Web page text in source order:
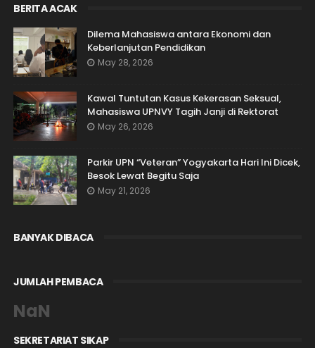
BERITA ACAK
Dilema Mahasiswa antara Ekonomi dan
Keberlanjutan Pendidikan
May 28, 2026
Kawal Tuntutan Kasus Kekerasan Seksual,
Mahasiswa UPNVY Tagih Janji di Rektorat
May 26, 2026
Parkir UPN “Veteran” Yogyakarta Hari Ini Dicek,
Besok Lewat Begitu Saja
May 21, 2026
BANYAK DIBACA
JUMLAH PEMBACA
NaN
SEKRETARIAT SIKAP